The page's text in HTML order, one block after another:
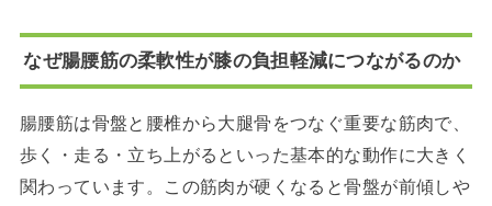
なぜ腸腰筋の柔軟性が膝の負担軽減につながるのか
腸腰筋は骨盤と腰椎から大腿骨をつなぐ重要な筋肉で、
歩く・走る・立ち上がるといった基本的な動作に大きく
関わっています。この筋肉が硬くなると骨盤が前傾しや